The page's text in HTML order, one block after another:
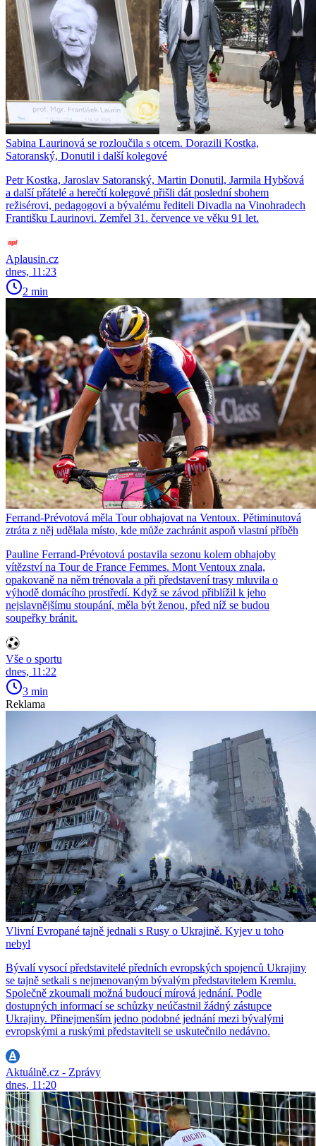
Sabina Laurinová se rozloučila s otcem. Dorazili Kostka,
Satoranský, Donutil i další kolegové
Petr Kostka, Jaroslav Satoranský, Martin Donutil, Jarmila Hybšová
a další přátelé a herečtí kolegové přišli dát poslední sbohem
režisérovi, pedagogovi a bývalému řediteli Divadla na Vinohradech
Františku Laurinovi. Zemřel 31. července ve věku 91 let.
Aplausin.cz
dnes, 11:23
2 min
Ferrand-Prévotová měla Tour obhajovat na Ventoux. Pětiminutová
ztráta z něj udělala místo, kde může zachránit aspoň vlastní příběh
Pauline Ferrand-Prévotová postavila sezonu kolem obhajoby
vítězství na Tour de France Femmes. Mont Ventoux znala,
opakovaně na něm trénovala a při představení trasy mluvila o
výhodě domácího prostředí. Když se závod přiblížil k jeho
nejslavnějšímu stoupání, měla být ženou, před níž se budou
soupeřky bránit.
Vše o sportu
dnes, 11:22
3 min
Reklama
Vlivní Evropané tajně jednali s Rusy o Ukrajině. Kyjev u toho
nebyl
Bývalí vysocí představitelé předních evropských spojenců Ukrajiny
se tajně setkali s nejmenovaným bývalým představitelem Kremlu.
Společně zkoumali možná budoucí mírová jednání. Podle
dostupných informací se schůzky neúčastnil žádný zástupce
Ukrajiny. Přinejmenším jedno podobné jednání mezi bývalými
evropskými a ruskými představiteli se uskutečnilo nedávno.
Aktuálně.cz - Zprávy
dnes, 11:20